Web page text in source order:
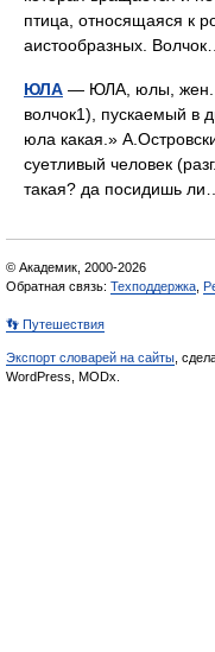
птица, относящаяся к
аистообразных.
ЮЛА — ЮЛА, юлы, жен.
волчок1), пускаемый в
юла какая.»
суетливый человек
такая? да посидишь
© Академик, 2000-2026
Обратная связь: Техподдержка
👣 Путешествия
Экспорт словарей на сайты ,
WordPress, MODx.